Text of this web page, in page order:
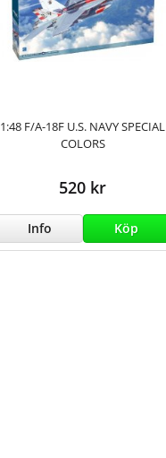
1:48 F/A-18F U.S. NAVY SPECIAL
COLORS
520 kr
Info Köp